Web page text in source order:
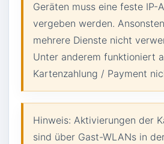
Geräten muss eine feste IP-
vergeben werden.
mehrere Dienste nicht
Unter anderem funktioniert
Kartenzahlung / Payment
Hinweis: Aktivierungen der
sind über Gast-WLANs in